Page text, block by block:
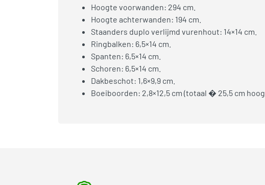
Hoogte voorwanden: 294 cm.
Hoogte achterwanden: 194 cm.
Staanders duplo verlijmd vurenhout: 14×14 cm.
Ringbalken: 6,5×14 cm.
Spanten: 6,5×14 cm.
Schoren: 6,5×14 cm.
Dakbeschot: 1,6×9,9 cm.
Boeiboorden: 2,8×12,5 cm (totaal � 25,5 cm